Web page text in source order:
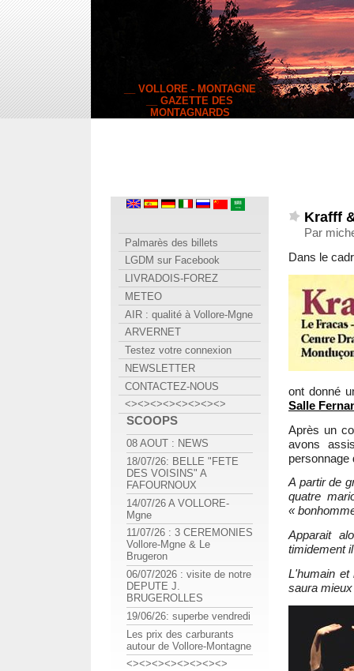
__ VOLLORE - MONTAGNE
__ GAZETTE DES
MONTAGNARDS
Krafff
Par
Dans le
ont donné
Salle
Après un
avons
A partir de
quatre
«
Apparait
timidement
L'humain et
saura
Palmarès des billets
LGDM sur Facebook
LIVRADOIS-FOREZ
METEO
AIR : qualité à Vollore-Mgne
ARVERNET
Testez votre connexion
NEWSLETTER
CONTACTEZ-NOUS
<><><><><><><><>
SCOOPS
08 AOUT : NEWS
18/07/26: BELLE "FETE
DES VOISINS" A
FAFOURNOUX
14/07/26 A VOLLORE-
Mgne
11/07/26 : 3 CEREMONIES
Vollore-Mgne & Le
Brugeron
06/07/2026 : visite de notre
DEPUTE J.
BRUGEROLLES
19/06/26: superbe vendredi
Les prix des carburants
autour de Vollore-Montagne
<><><><><><><><>